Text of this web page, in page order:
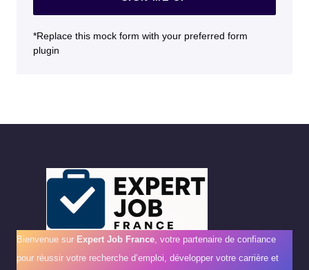
*Replace this mock form with your preferred form
plugin
Bienvenue sur Expert Job France , votre partenaire de confiance
pour réussir votre recherche d’emploi, développer votre carrière et